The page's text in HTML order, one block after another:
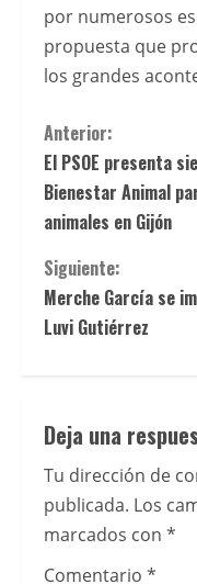
Mastercard
en
EspaÃ±a
y
comparar
sus
caracterÃ­
antes
de
elegir
Analizar
mÃ©todos
de
depÃ³sito,
condiciones
y
por numerosos
propuesta que
los grandes
S
i
g
u
e
e
y
e
n
Anterior:
El PSOE presenta
Bienestar Animal
animales en Gijón
Siguiente:
Merche García se
Luvi Gutiérrez
Deja una
Tu dirección de
publicada. Los
marcados con *
Comentario *